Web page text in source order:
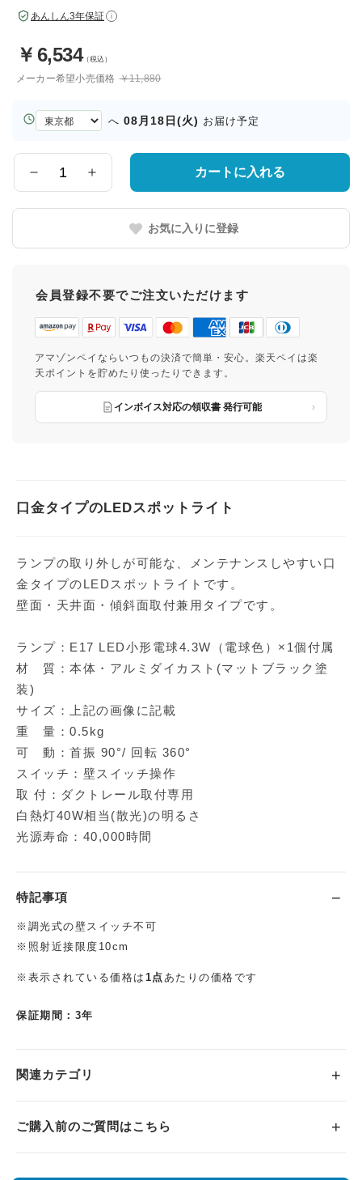
あんしん3年保証 i
￥ 6,534（税込）
メーカー希望小売価格 ￥11,880
お
届
県
へ 08月18日(火) お届け予定
量
カートに入れる
お気に入りに登録
会員登録不要でご注文いただけます
アマゾンペイならいつもの決済で簡単・安心。楽天ペイは楽
天ポイントを貯めたり使ったりできます。
インボイス対応の領収書 発行可能
口金タイプのLEDスポットライト
ランプの取り外しが可能な、メンテナンスしやすい口
金タイプのLEDスポットライトです。
壁面・天井面・傾斜面取付兼用タイプです。
ランプ：E17 LED小形電球4.3W（電球色）×1個付属
材 質：本体・アルミダイカスト(マットブラック塗
装)
サイズ：上記の画像に記載
重 量：0.5kg
可 動：首振 90°/ 回転 360°
スイッチ：壁スイッチ操作
取 付：ダクトレール取付専用
白熱灯40W相当(散光)の明るさ
光源寿命：40,000時間
特記事項
※調光式の壁スイッチ不可
※照射近接限度10cm
※表示されている価格は 1点あたりの価格です
保証期間：3年
関連カテゴリ
ご購入前のご質問はこちら